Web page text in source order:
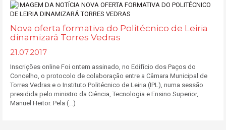
Nova oferta formativa do Politécnico de Leiria
dinamizará Torres Vedras
21.07.2017
Inscrições online Foi ontem assinado, no Edifício dos Paços do
Concelho, o protocolo de colaboração entre a Câmara Municipal de
Torres Vedras e o Instituto Politécnico de Leiria (IPL), numa sessão
presidida pelo ministro da Ciência, Tecnologia e Ensino Superior,
Manuel Heitor. Pela (...)